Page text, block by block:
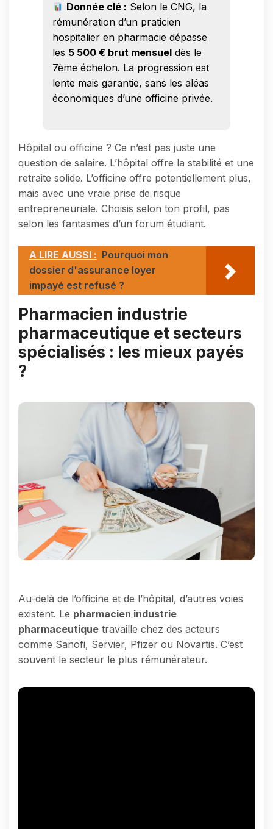
Donnée clé : Selon le CNG, la
rémunération d’un praticien
hospitalier en pharmacie dépasse
les 5 500 € brut mensuel dès le
7ème échelon. La progression est
lente mais garantie, sans les aléas
économiques d’une officine privée.
Hôpital ou officine ? Ce n’est pas juste une
question de salaire. L’hôpital offre la stabilité et une
retraite solide. L’officine offre potentiellement plus,
mais avec une vraie prise de risque
entrepreneuriale. Choisis selon ton profil, pas
selon les fantasmes d’un forum étudiant.
A LIRE AUSSI : Pourquoi mon
dossier d'assurance loyer
impayé est refusé ?
Pharmacien industrie
pharmaceutique et secteurs
spécialisés : les mieux payés
?
Au-delà de l’officine et de l’hôpital, d’autres voies
existent. Le pharmacien industrie
pharmaceutique travaille chez des acteurs
comme Sanofi, Servier, Pfizer ou Novartis. C’est
souvent le secteur le plus rémunérateur.